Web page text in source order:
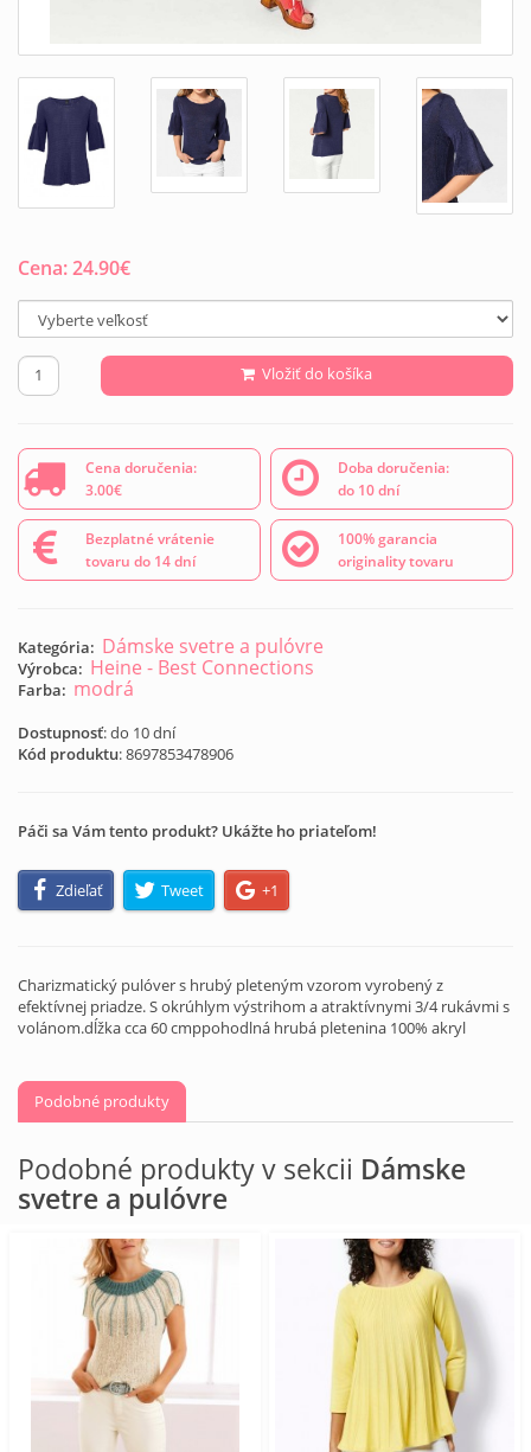
Cena:24.90€
Vložiť do košíka
Cena doručenia:
3.00€
Doba doručenia:
do 10 dní
Bezplatné vrátenie
tovaru do 14 dní
100% garancia
originality tovaru
Kategória: Dámske svetre a pulóvre
Výrobca: Heine - Best Connections
Farba: modrá
Dostupnosť: do 10 dní
Kód produktu:8697853478906
Páči sa Vám tento produkt? Ukážte ho priateľom!
Zdieľať Tweet +1
Charizmatický pulóver s hrubý pleteným vzorom vyrobený z
efektívnej priadze. S okrúhlym výstrihom a atraktívnymi 3/4 rukávmi s
volánom.dĺžka cca 60 cmppohodlná hrubá pletenina 100% akryl
Podobné produkty
Podobné produkty v sekcii Dámske
svetre a pulóvre